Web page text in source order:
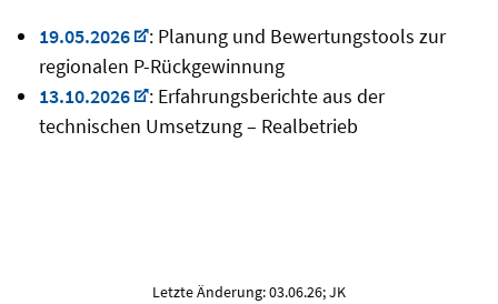
19.05.2026
: Planung und Bewertungstools zur
regionalen P-Rückgewinnung
13.10.2026
: Erfahrungsberichte aus der
technischen Umsetzung – Realbetrieb
Letzte Änderung: 03.06.26; JK